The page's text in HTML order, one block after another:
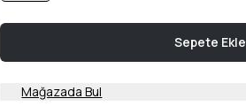
Sepete Ekle
Mağazada Bul